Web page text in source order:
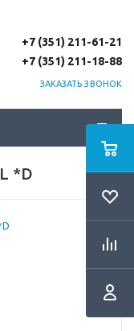
+7 (351) 211-61-21
+7 (351) 211-18-88
ЗАКАЗАТЬ ЗВОНОК
*D